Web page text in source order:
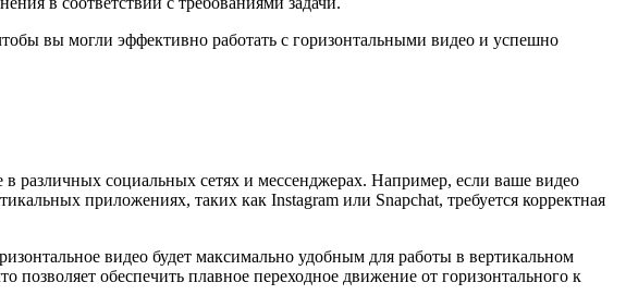
вы могли эффективно работать с горизонтальными видео и успешно
различных социальных сетях и мессенджерах. Например, если ваше видео
приложениях, таких как Instagram или Snapchat, требуется корректная
видео будет максимально удобным для работы в вертикальном
обеспечить плавное переходное движение от горизонтального к